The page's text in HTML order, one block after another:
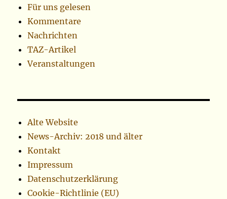
Für uns gelesen
Kommentare
Nachrichten
TAZ-Artikel
Veranstaltungen
Alte Website
News-Archiv: 2018 und älter
Kontakt
Impressum
Datenschutzerklärung
Cookie-Richtlinie (EU)